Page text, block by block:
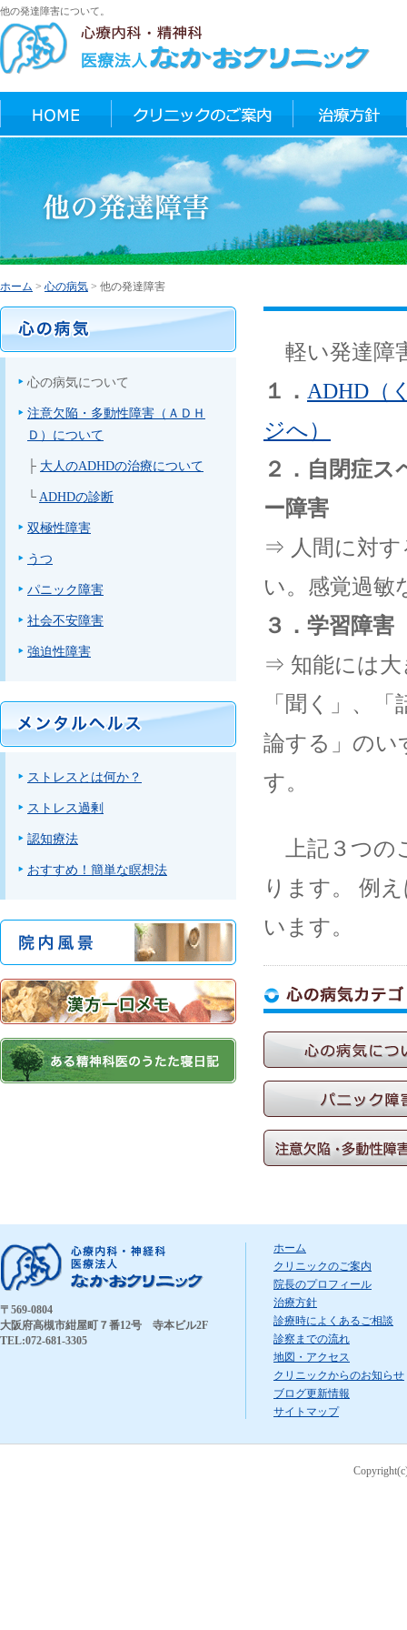
他の発達障害について。
TEL:072-681-3305
ホーム > 心の病気 > 他の発達障害
心の病気について
注意欠陥・多動性障害（ＡＤＨ
Ｄ）について
├ 大人のADHDの治療について
└ ADHDの診断
双極性障害
うつ
パニック障害
社会不安障害
強迫性障害
ストレスとは何か？
ストレス過剰
認知療法
おすすめ！簡単な瞑想法
軽い発達障
１． ADHD（
ジへ）
２．自閉症
ー障害
⇒ 人間に対す
い。感覚過敏
３．学習障害
⇒ 知能には大
「聞く」、
論する」のい
す。
上記３つの
ります。 例
います。
うつ 双極性障害
社会不安障害
〒569-0804
大阪府高槻市紺屋町７番12号 寺本ビル2F
TEL:072-681-3305
ホーム
クリニックのご案内
院長のプロフィール
治療方針
診療時によくあるご相談
診察までの流れ
地図・アクセス
クリニックからのお知らせ
ブログ更新情報
サイトマップ